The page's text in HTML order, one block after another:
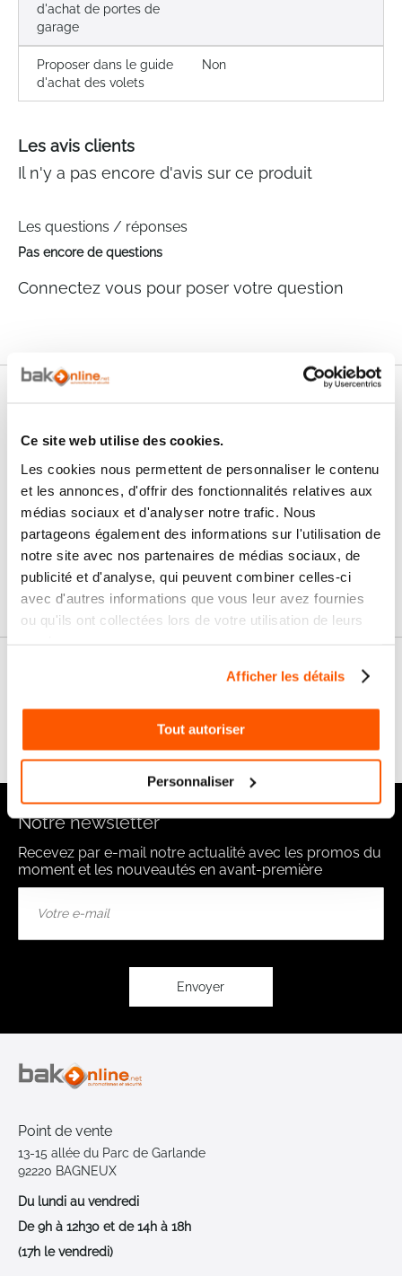
Ce site web utilise des cookies.
Les cookies nous permettent de personnaliser le contenu
et les annonces, d'offrir des fonctionnalités relatives aux
médias sociaux et d'analyser notre trafic. Nous
partageons également des informations sur l'utilisation de
notre site avec nos partenaires de médias sociaux, de
publicité et d'analyse, qui peuvent combiner celles-ci
avec d'autres informations que vous leur avez fournies
ou qu'ils ont collectées lors de votre utilisation de leurs
Afficher les détails
Tout autoriser
Personnaliser
d'achat de portes de
garage
Proposer dans le guide
d'achat des volets
Non
Les avis clients
Il n'y a pas encore d'avis sur ce produit
Les questions / réponses
Pas encore de questions
Connectez vous pour poser votre question
Paiement
24/72H
SAV & Retours
Garanties
Notre newsletter
Recevez par e-mail notre actualité avec les promos du
moment et les nouveautés en avant-première
Envoyer
Point de vente
13-15 allée du Parc de Garlande
92220 BAGNEUX
Du lundi au vendredi
De 9h à 12h30 et de 14h à 18h
(17h le vendredi)